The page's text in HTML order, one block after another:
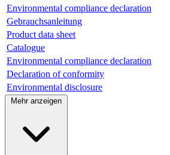
Environmental compliance declaration
Gebrauchsanleitung
Product data sheet
Catalogue
Environmental compliance declaration
Declaration of conformity
Environmental disclosure
Mehr anzeigen